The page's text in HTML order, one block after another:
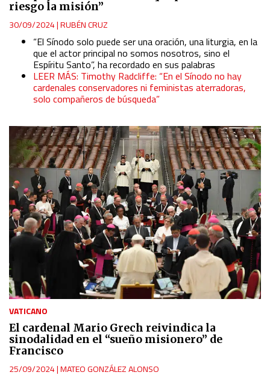
riesgo la misión”
30/09/2024|RUBÉN CRUZ
“El Sínodo solo puede ser una oración, una liturgia, en la
que el actor principal no somos nosotros, sino el
Espíritu Santo”, ha recordado en sus palabras
LEER MÁS: Timothy Radcliffe: “En el Sínodo no hay
cardenales conservadores ni feministas aterradoras,
solo compañeros de búsqueda”
VATICANO
El cardenal Mario Grech reivindica la
sinodalidad en el “sueño misionero” de
Francisco
25/09/2024|MATEO GONZÁLEZ ALONSO